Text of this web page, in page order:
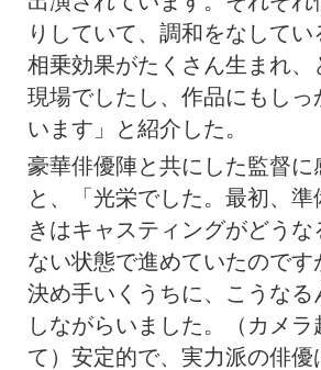
りしていて、調和をなしてい
相乗効果がたくさん生まれ、
現場でしたし、作品にもしっ
います」と紹介した。
豪華俳優陣と共にした監督に
と、「光栄でした。最初、準
きはキャスティングがどうな
ない状態で進めていたのです
決め手いくうちに、こうなる
しながらいました。（カメラ
て）安定的で、実力派の俳優